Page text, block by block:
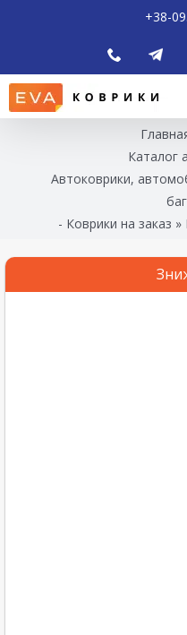
+38-
Каталог
Автоковрики,
- Коврики на заказ »